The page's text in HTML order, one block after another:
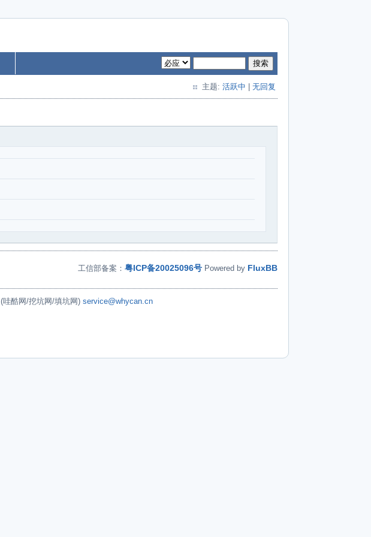
搜索
主题: 活跃中 无回复
工信部备案： 粤ICP备20025096号 Powered by FluxBB
(哇酷网/挖坑网/填坑网) service@whycan.cn